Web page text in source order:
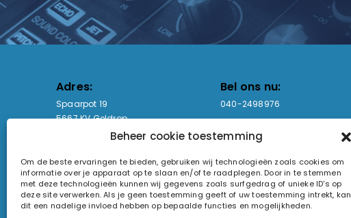
Beheer cookie toestemming
Om de beste ervaringen te bieden, gebruiken wij technologieën zoals cookies om
informatie over je apparaat op te slaan en/of te raadplegen. Door in te stemmen
met deze technologieën kunnen wij gegevens zoals surfgedrag of unieke ID's op
deze site verwerken. Als je geen toestemming geeft of uw toestemming intrekt, kan
dit een nadelige invloed hebben op bepaalde functies en mogelijkheden.
Adres:
Spaarpot 19
5667 KV Geldrop
Bel ons nu:
040-2498976
sales@lightandsound.store
Openingstijden:
Ma - Vr: 09:00-17:00
Za: Enkel op afspraak
KvK-nummer: 60857196
Btw-nummer: NL854090368B01